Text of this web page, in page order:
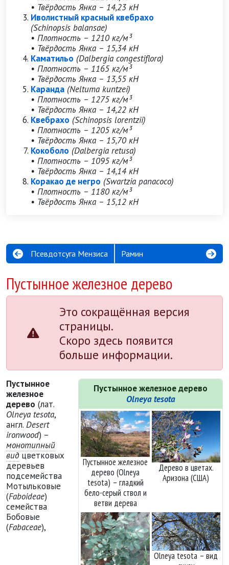
Псевдотсуга Мензиса Рамин
Пустынное железное дерево
Это сокращённая версия
страницы.
Скоро здесь появится
больше информации.
Пустынное железное дерево
Olneya tesota
Пустынное железное
дерево (Olneya
tesota) – гладкий
бело-серый ствол и
ветви дерева
Дерево в цветах.
Аризона (США)
Olneya tesota – вид
Пустынное
железное
дерево (лат.
Olneya tesota,
англ. Desert
ironwood) –
монотипный
вид цветковых
деревьев
подсемейства
Мотыльковые
(Faboideae)
семейства
Бобовые
(Fabaceae),
• Твёрдость Янка – 14,23 кН
Иволистный красный квебрахо
(Schinopsis balansae)
• Плотность – 1210 кг/м³
• Твёрдость Янка – 15,34 кН
Каматильо (Dalbergia congestiflora)
• Плотность – 1165 кг/м³
• Твёрдость Янка – 13,55 кН
Каранда (Neltuma kuntzei)
• Плотность – 1275 кг/м³
• Твёрдость Янка – 14,22 кН
Квебрахо (Schinopsis lorentzii)
• Плотность – 1205 кг/м³
• Твёрдость Янка – 15,70 кН
Кокоболо (Dalbergia retusa)
• Плотность – 1095 кг/м³
• Твёрдость Янка – 14,14 кН
Коракао де негро (Swartzia panacoco)
• Плотность – 1180 кг/м³
• Твёрдость Янка – 15,12 кН